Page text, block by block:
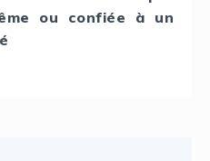
ou confiée à un